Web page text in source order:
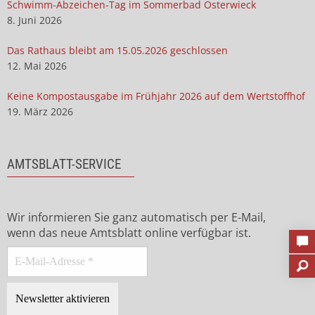
Schwimm-Abzeichen-Tag im Sommerbad Osterwieck
8. Juni 2026
Das Rathaus bleibt am 15.05.2026 geschlossen
12. Mai 2026
Keine Kompostausgabe im Frühjahr 2026 auf dem Wertstoffhof
19. März 2026
AMTSBLATT-SERVICE
Wir informieren Sie ganz automatisch per E-Mail,
wenn das neue Amtsblatt online verfügbar ist.